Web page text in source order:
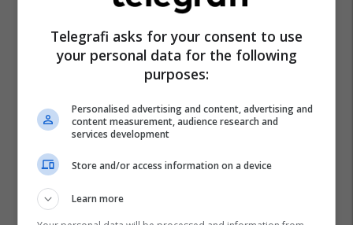
Telegrafi asks for your consent to use
your personal data for the following
purposes:
Personalised advertising and content, advertising and
content measurement, audience research and
services development
Store and/or access information on a device
Learn more